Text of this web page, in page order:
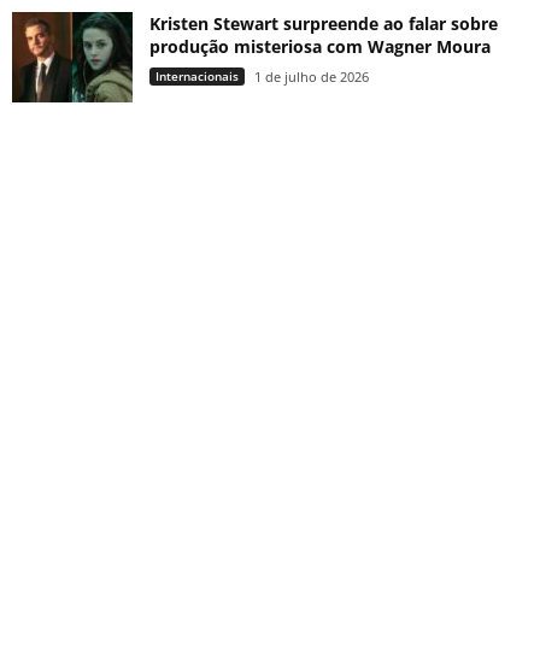
Kristen Stewart surpreende ao falar sobre
produção misteriosa com Wagner Moura
Internacionais 1 de julho de 2026